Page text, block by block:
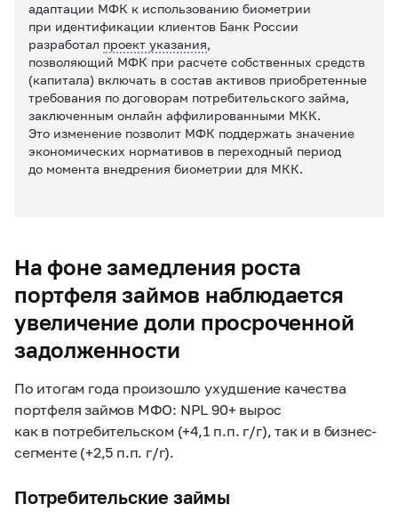
адаптации МФК к использованию биометрии
при идентификации клиентов Банк России
разработал проект указания,
позволяющий МФК при расчете собственных средств
(капитала) включать в состав активов приобретенные
требования по договорам потребительского займа,
заключенным онлайн аффилированными МКК.
Это изменение позволит МФК поддержать значение
экономических нормативов в переходный период
до момента внедрения биометрии для МКК.
На фоне замедления роста
портфеля займов наблюдается
увеличение доли просроченной
задолженности
По итогам года произошло ухудшение качества
портфеля займов МФО: NPL 90+ вырос
как в потребительском (+4,1 п.п. г/г), так и в бизнес-
сегменте (+2,5 п.п. г/г).
Потребительские займы